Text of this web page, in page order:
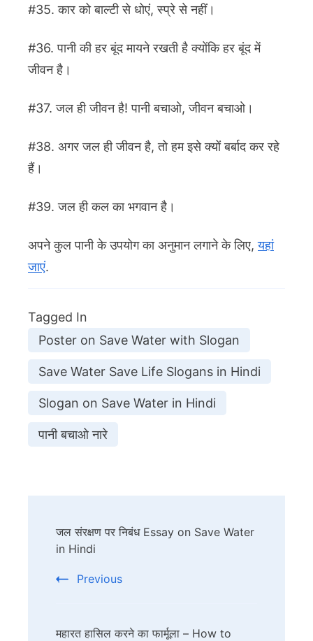
#35. कार को बाल्टी से धोएं, स्प्रे से नहीं।
#36. पानी की हर बूंद मायने रखती है क्योंकि हर बूंद में
जीवन है।
#37. जल ही जीवन है! पानी बचाओ, जीवन बचाओ।
#38. अगर जल ही जीवन है, तो हम इसे क्यों बर्बाद कर रहे
हैं।
#39. जल ही कल का भगवान है।
अपने कुल पानी के उपयोग का अनुमान लगाने के लिए,यहां
जाएं.
Tagged In
Poster on Save Water with Slogan
Save Water Save Life Slogans in Hindi
Slogan on Save Water in Hindi
पानी बचाओ नारे
Navigation
जल संरक्षण पर निबंध Essay on Save Water
in Hindi
Previous
महारत हासिल करने का फार्मूला – How to